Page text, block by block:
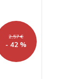
2,57 €
- 42 %